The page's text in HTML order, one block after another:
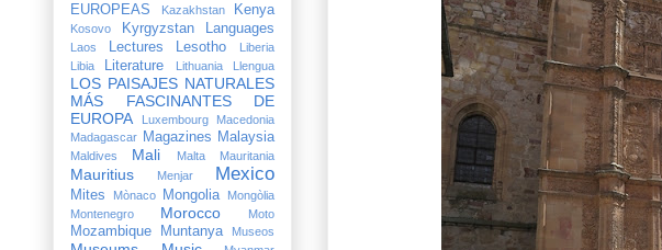
EUROPEAS
Kazakhstan Kenya
Kosovo Kyrgyzstan Languages
Laos Lectures Lesotho
Liberia
Libia
Literature Lithuania Llengua
LOS PAISAJES NATURALES
MÁS FASCINANTES DE
EUROPA
Luxembourg
Macedonia
Madagascar Magazines Malaysia
Maldives Mali Malta Mauritania
Mauritius Menjar Mexico
Mites Mònaco Mongolia
Mongòlia
Montenegro
Morocco Moto
Mozambique Muntanya Museos